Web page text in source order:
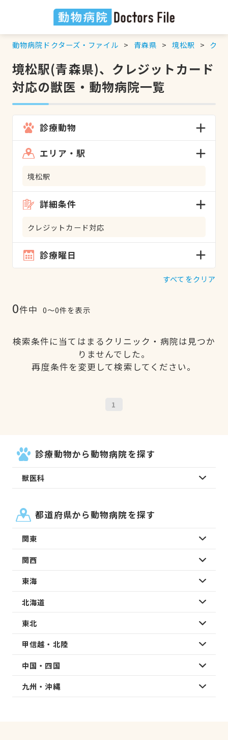
動物病院ドクターズ・ファイル 青森県 境松駅 クレ
境松駅(青森県)、クレジットカード
対応の獣医・動物病院一覧
診療動物
エリア・駅
境松駅
詳細条件
クレジットカード対応
診療曜日
すべてをクリア
0件中 0〜0件を表示
検索条件に当てはまるクリニック・病院は見つか
りませんでした。
再度条件を変更して検索してください。
1
診療動物から動物病院を探す
獣医科
都道府県から動物病院を探す
関東
関西
東海
北海道
東北
甲信越・北陸
中国・四国
九州・沖縄